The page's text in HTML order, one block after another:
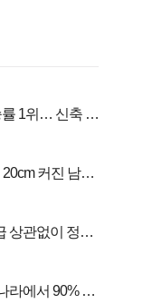
률 1위… 신축 지
커진 남자..
상관없이 정부
라에서 90% 갚